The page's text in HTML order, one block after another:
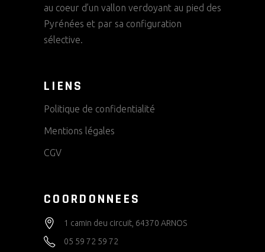
au coeur d’un vallon verdoyant au pied des
Pyrénées et par sa configuration
sélective.
LIENS
Politique de confidentialité
Mentions légales
CGV
COORDONNEES
1 camin deu circuit, 64370 ARNOS
05 59 72 59 72